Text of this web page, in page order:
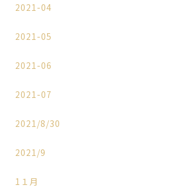
2021-04
2021-05
2021-06
2021-07
2021/8/30
2021/9
1１月